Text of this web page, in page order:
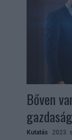
Bőven
Kutatás 2023.